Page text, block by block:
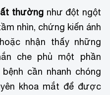
thườngnhư đột ngột
nhìn, chứng kiến ánh
nhận thấy những
che phủ một phần
cần nhanh chóng
khoa mắt để được